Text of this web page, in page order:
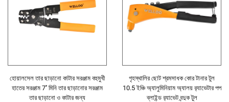
হোয়ালসেল তার ছাড়ানো কাটার সরঞ্জাম বহুমুখী
হাতের সরঞ্জাম 7'' মিনি তার ছাড়ানোর সরঞ্জাম
তার ছাড়ানো ও কাটার জন্য
গৃহস্থালির ছোট শ্রমসাধক কোর টানার টুল
10.5 ইঞ্চি অ্যালুমিনিয়াম অ্যালয় র‍্যাভেটার পপ
ব্লাইন্ড র‍্যাভেট বন্দুক টুল